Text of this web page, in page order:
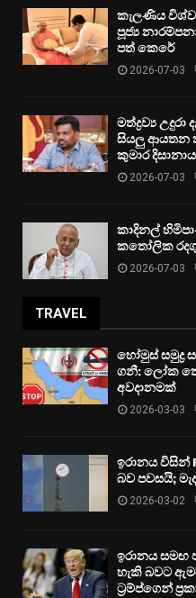
කැලණිය
පූජ්‍ය
පත් කෙරේ
2026-07-03
මත්ද්‍රව්‍ය
සියලු ආයතන
කුමාර
2026-07-03
කාදිනල්
කතෝලික
2026-07-03
TRAVEL
හෝමුස් සමුද්‍ර
ගනී: ලෝක
අවදානමක්
2026-03-03
ඉරානය විසින්
බව පවසයි;
2026-03-02
ඉරානය සමඟ
හැකි බවට
ට්‍රම්ප්ගෙන්